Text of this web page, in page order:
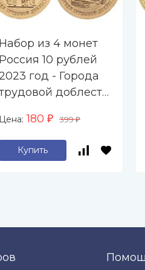
Набор из 4 монет
Россия 10 рублей
год - Города
доблести
Новгород, Нижний
Цена: 180 ₽ 399₽
Купить